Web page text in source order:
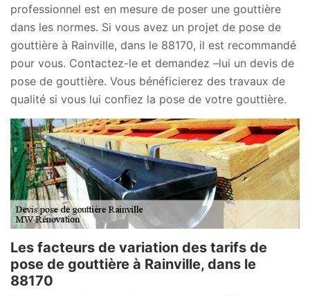
professionnel est en mesure de poser une gouttière
dans les normes. Si vous avez un projet de pose de
gouttière à Rainville, dans le 88170, il est recommandé
pour vous. Contactez-le et demandez –lui un devis de
pose de gouttière. Vous bénéficierez des travaux de
qualité si vous lui confiez la pose de votre gouttière.
Les facteurs de variation des tarifs de
pose de gouttière à Rainville, dans le
88170